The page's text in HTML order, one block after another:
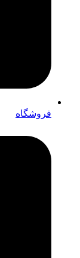
فروشگاه